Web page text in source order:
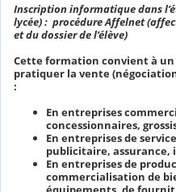
Inscription informatique dans
lycée) : procédure Affelnet
et du dossier de l’élève)
Cette formation convient à
pratiquer la vente
:
En entreprises
concessionnaires,
En entreprises de
publicitaire,
En entreprises de
commercialisation de